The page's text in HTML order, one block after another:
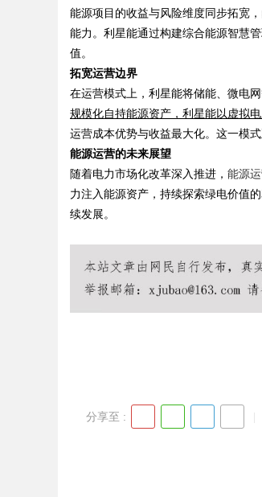
!
Bo
能源项目的收益与风险维度同步拓宽
能力。利星能通过构建综合能源智慧
值。
拓宽运营边界
在运营模式上，利星能将储能、微电
规模化自持能源资产，利星能以虚拟
运营成本优势与收益最大化。这一模
能源运营的未来展望
随着电力市场化改革深入推进， 能源
力注入能源资产，持续探索绿电价值
续发展。
分享至 :